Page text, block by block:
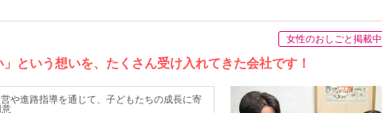
女性のおしごと掲載中
という想いを、たくさん受け入れてきた会社です！
や進路指導を通じて、子どもたちの成長に寄